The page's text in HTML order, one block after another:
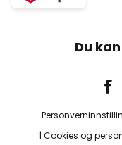
Du
Cookies og